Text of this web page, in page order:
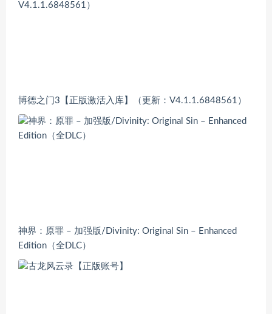
博德之门3【正版激活入库】（更新：V4.1.1.6848561）
神界：原罪 – 加强版/Divinity: Original Sin – Enhanced
Edition（全DLC）